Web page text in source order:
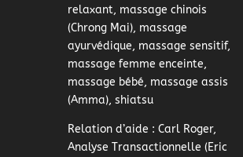
relaxant, massage chinois
(Chrong Mai), massage
ayurvédique, massage sensitif,
massage femme enceinte,
massage bébé, massage assis
(Amma), shiatsu
Relation d’aide : Carl Roger,
Analyse Transactionnelle (Eric